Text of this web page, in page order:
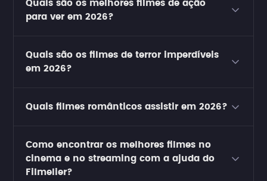
Quais são os melhores filmes de ação
para ver em 2026?
Quais são os filmes de terror imperdíveis
em 2026?
Quais filmes românticos assistir em 2026?
Como encontrar os melhores filmes no
cinema e no streaming com a ajuda do
Filmelier?